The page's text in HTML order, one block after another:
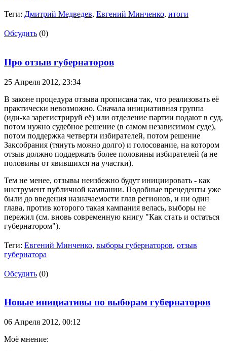
Теги: Дмитрий Медведев, Евгений Минченко, итоги
Обсудить (0)
Про отзыв губернаторов
25 Апреля 2012, 23:34
В законе процедура отзыва прописана так, что реализовать её
практически невозможно. Сначала инициативная группа
(иди-ка зарегистрируй её) или отделение партии подают в суд,
потом нужно судебное решение (в самом независимом суде),
потом поддержка четверти избирателей, потом решение
Заксобрания (тянуть можно долго) и голосование, на котором
отзыв должно поддержать более половины избирателей (а не
половины от явившихся на участки).
Тем не менее, отзывы неизбежно будут инициировать - как
инструмент публичной кампании. Подобные прецеденты уже
были до введения назначаемости глав регионов, и ни один
глава, против которого такая кампания велась, выборы не
пережил (см. вновь современную книгу "Как стать и остаться
губернатором").
Теги: Евгений Минченко, выборы губернаторов, отзыв
губернатора
Обсудить (0)
Новые инициативы по выборам губернаторов
06 Апреля 2012, 00:12
Моё мнение: